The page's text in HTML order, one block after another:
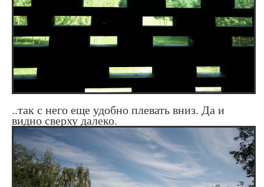
..так с него еще удобно плевать вниз. Да и
видно сверху далеко.